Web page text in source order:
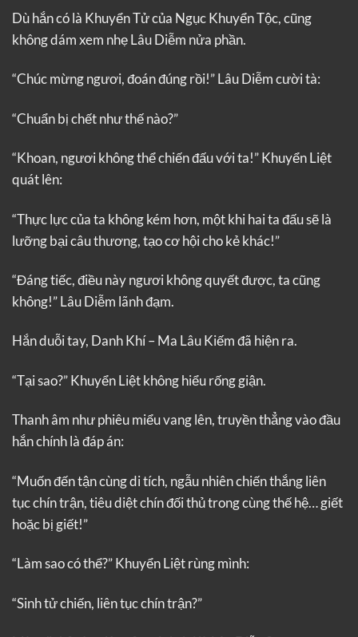
Dù hắn có là Khuyển Tử của Ngục Khuyển Tộc, cũng
không dám xem nhẹ Lâu Diễm nửa phần.
“Chúc mừng ngươi, đoán đúng rồi!” Lâu Diễm cười tà:
“Chuẩn bị chết như thế nào?”
“Khoan, ngươi không thể chiến đấu với ta!” Khuyển Liệt
quát lên:
“Thực lực của ta không kém hơn, một khi hai ta đấu sẽ là
lưỡng bại câu thương, tạo cơ hội cho kẻ khác!”
“Đáng tiếc, điều này ngươi không quyết được, ta cũng
không!” Lâu Diễm lãnh đạm.
Hắn duỗi tay, Danh Khí – Ma Lâu Kiếm đã hiện ra.
“Tại sao?” Khuyển Liệt không hiểu rống giận.
Thanh âm như phiêu miểu vang lên, truyền thẳng vào đầu
hắn chính là đáp án:
“Muốn đến tận cùng di tích, ngẫu nhiên chiến thắng liên
tục chín trận, tiêu diệt chín đối thủ trong cùng thế hệ… giết
hoặc bị giết!”
“Làm sao có thể?” Khuyển Liệt rùng mình:
“Sinh tử chiến, liên tục chín trận?”